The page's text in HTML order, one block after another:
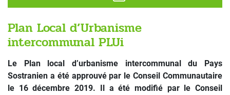
Responsable du service :Adélaïde PAILLER
23 300 LA SOUTERRAINE
05 55 63 71 89
Plan Local d’Urbanisme
intercommunal PLUi
Le Plan local d’urbanisme intercommunal du Pays
Sostranien a été approuvé par le Conseil Communautaire
le 16 décembre 2019. Il a été modifié par le Conseil